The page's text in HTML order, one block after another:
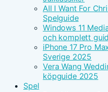
All I Want For
Spelguide
Windows 11
och komplett
iPhone 17 Pro
Sverige 2025
Vera Wang
köpguide 2025
Spel